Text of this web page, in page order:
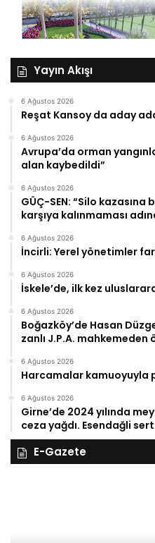
Yayın Akışı
6 Ağustos 2026
Reşat Kansoy da aday
6 Ağustos 2026
Avrupa’da orman
alan kaybedildi”
6 Ağustos 2026
GÜÇ-SEN: “Silo
karşıya kalınmaması
6 Ağustos 2026
İncirli: Yerel yönetimler
6 Ağustos 2026
İskele’de, ilk kez
6 Ağustos 2026
Boğazköy’de Hasan
zanlı J.P.A. mahkemeden
6 Ağustos 2026
Harcamalar kamuoyuyla
6 Ağustos 2026
Girne’de 2024 yılında
ceza yağdı. Esendağli
E-Gazete